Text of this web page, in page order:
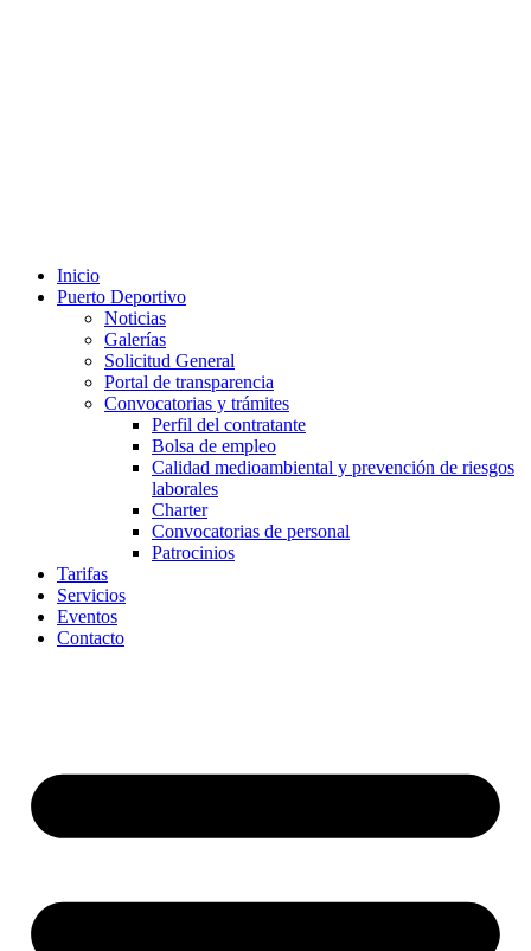
Inicio
Puerto Deportivo
Noticias
Galerías
Solicitud General
Portal de transparencia
Convocatorias y trámites
Perfil del contratante
Bolsa de empleo
Calidad medioambiental y prevención de riesgos
laborales
Charter
Convocatorias de personal
Patrocinios
Tarifas
Servicios
Eventos
Contacto